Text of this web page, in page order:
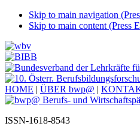
Skip to main navigation
Skip to main content (Press
HOME | ÜBER bwp@ |
ISSN-1618-8543